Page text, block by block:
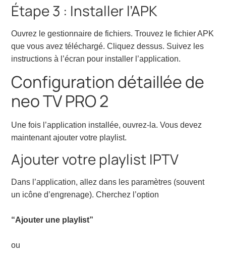
Étape 3 : Installer l’APK
Ouvrez le gestionnaire de fichiers. Trouvez le fichier APK
que vous avez téléchargé. Cliquez dessus. Suivez les
instructions à l’écran pour installer l’application.
Configuration détaillée de
neo TV PRO 2
Une fois l’application installée, ouvrez-la. Vous devez
maintenant ajouter votre playlist.
Ajouter votre playlist IPTV
Dans l’application, allez dans les paramètres (souvent
un icône d’engrenage). Cherchez l’option
“Ajouter une playlist”
ou